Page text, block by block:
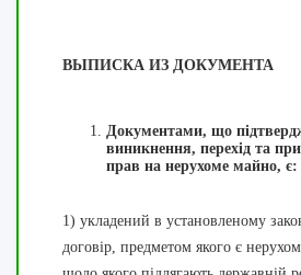
ВЫПИСКА ИЗ ДОКУМЕНТА
Документами, що
виникнення, перехід та
прав на нерухоме майно, є:
1) укладений в установленому
договір, предметом якого є